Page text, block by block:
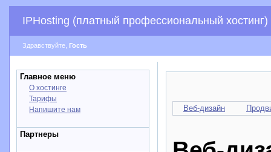
IPHosting (платный профессиональный хостинг)
Здравствуйте, Гость
Главное меню
О хостинге
Тарифы
Напишите нам
Партнеры
Веб-дизайн